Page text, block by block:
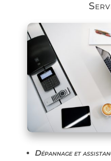
Dépannage et